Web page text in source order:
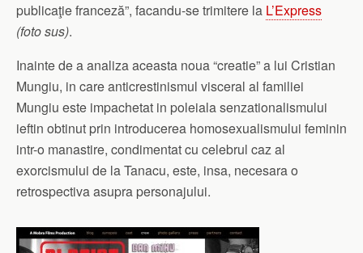
publicaţie franceză”, facandu-se trimitere la L’Express
(foto sus).
Inainte de a analiza aceasta noua “creatie” a lui Cristian
Mungiu, in care anticrestinismul visceral al familiei
Mungiu este impachetat in poleiala senzationalismului
ieftin obtinut prin introducerea homosexualismului feminin
intr-o manastire, condimentat cu celebrul caz al
exorcismului de la Tanacu, este, insa, necesara o
retrospectiva asupra personajului.